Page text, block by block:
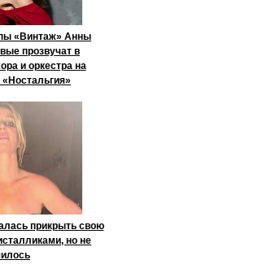
«Винтаж» Анны
прозвучат в
и оркестра на
прикрыть свою
но не